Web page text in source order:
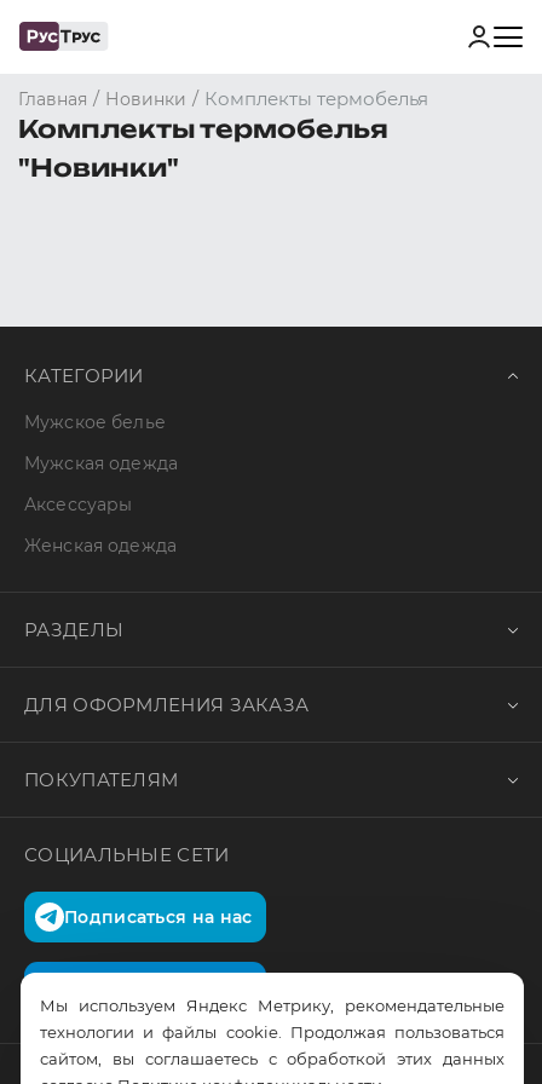
Главная / Новинки / Комплекты термобелья
Комплекты термобелья
"Новинки"
КАТЕГОРИИ
Мужское белье
Мужская одежда
Аксессуары
Женская одежда
РАЗДЕЛЫ
ДЛЯ ОФОРМЛЕНИЯ ЗАКАЗА
ПОКУПАТЕЛЯМ
СОЦИАЛЬНЫЕ СЕТИ
Подписаться на нас
Мы используем Яндекс Метрику, рекомендательные
технологии и файлы cookie. Продолжая пользоваться
сайтом, вы соглашаетесь с обработкой этих данных